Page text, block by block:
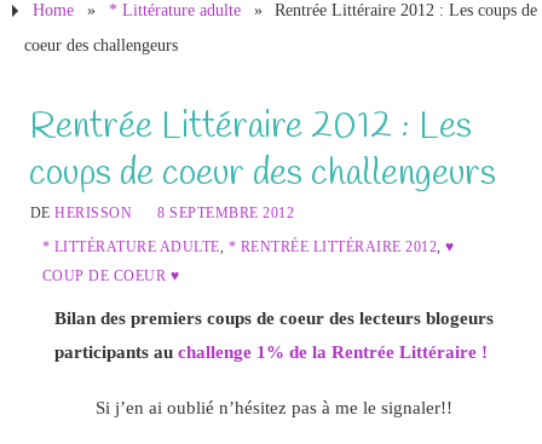
Home » * Littérature adulte »
Rentrée Littéraire 2012 : Les coups de
coeur des challengeurs
Rentrée Littéraire 2012 : Les
coups de coeur des challengeurs
DEHERISSON
8 SEPTEMBRE 2012
* LITTÉRATURE ADULTE, * RENTRÉE LITTÉRAIRE 2012,♥
COUP DE COEUR ♥
Bilan des premiers coups de coeur des lecteurs blogeurs
participants au challenge 1% de la Rentrée Littéraire !
Si j’en ai oublié n’hésitez pas à me le signaler!!